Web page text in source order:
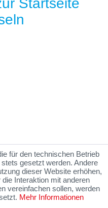
für den technischen Betrieb
gesetzt werden. Andere
dieser Website erhöhen,
Interaktion mit anderen
vereinfachen sollen, werden
Mehr Informationen